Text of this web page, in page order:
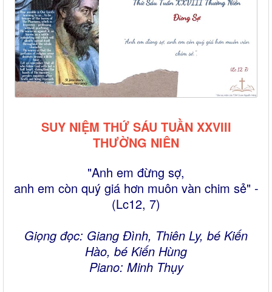
SUY NIỆM THỨ SÁU TUẦN XXVIII
THƯỜNG NIÊN
"Anh em đừng sợ,
anh em còn quý giá hơn muôn vàn chim sẻ" -
(Lc12, 7)
Giọng đọc: Giang Đình, Thiên Ly, bé Kiến
Hào, bé Kiến Hùng
Piano: Minh Thụy